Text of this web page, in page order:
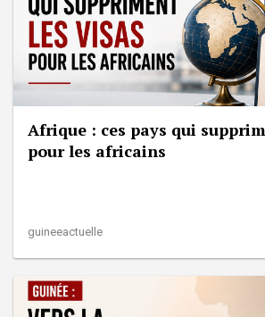
Afrique : ces pays qui
pour les africains
guineeactuelle